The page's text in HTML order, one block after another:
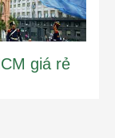
giá rẻ